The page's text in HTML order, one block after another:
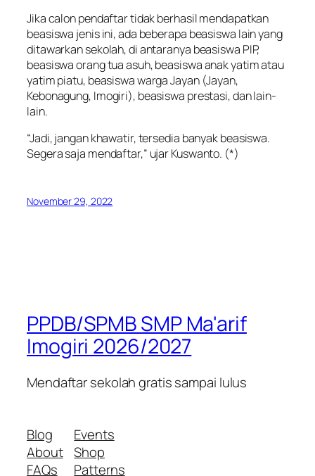
Jika calon pendaftar tidak berhasil mendapatkan
beasiswa jenis ini, ada beberapa beasiswa lain yang
ditawarkan sekolah, di antaranya beasiswa PIP,
beasiswa orang tua asuh, beasiswa anak yatim atau
yatim piatu, beasiswa warga Jayan (Jayan,
Kebonagung, Imogiri), beasiswa prestasi, dan lain-
lain.
“Jadi, jangan khawatir, tersedia banyak beasiswa.
Segera saja mendaftar,” ujar Kuswanto. (*)
November 29, 2022
PPDB/SPMB SMP Ma'arif
Imogiri 2026/2027
Mendaftar sekolah gratis sampai lulus
Blog
About
FAQs
Events
Shop
Patterns